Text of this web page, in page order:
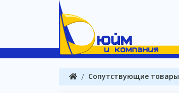
Сопутствующие товары